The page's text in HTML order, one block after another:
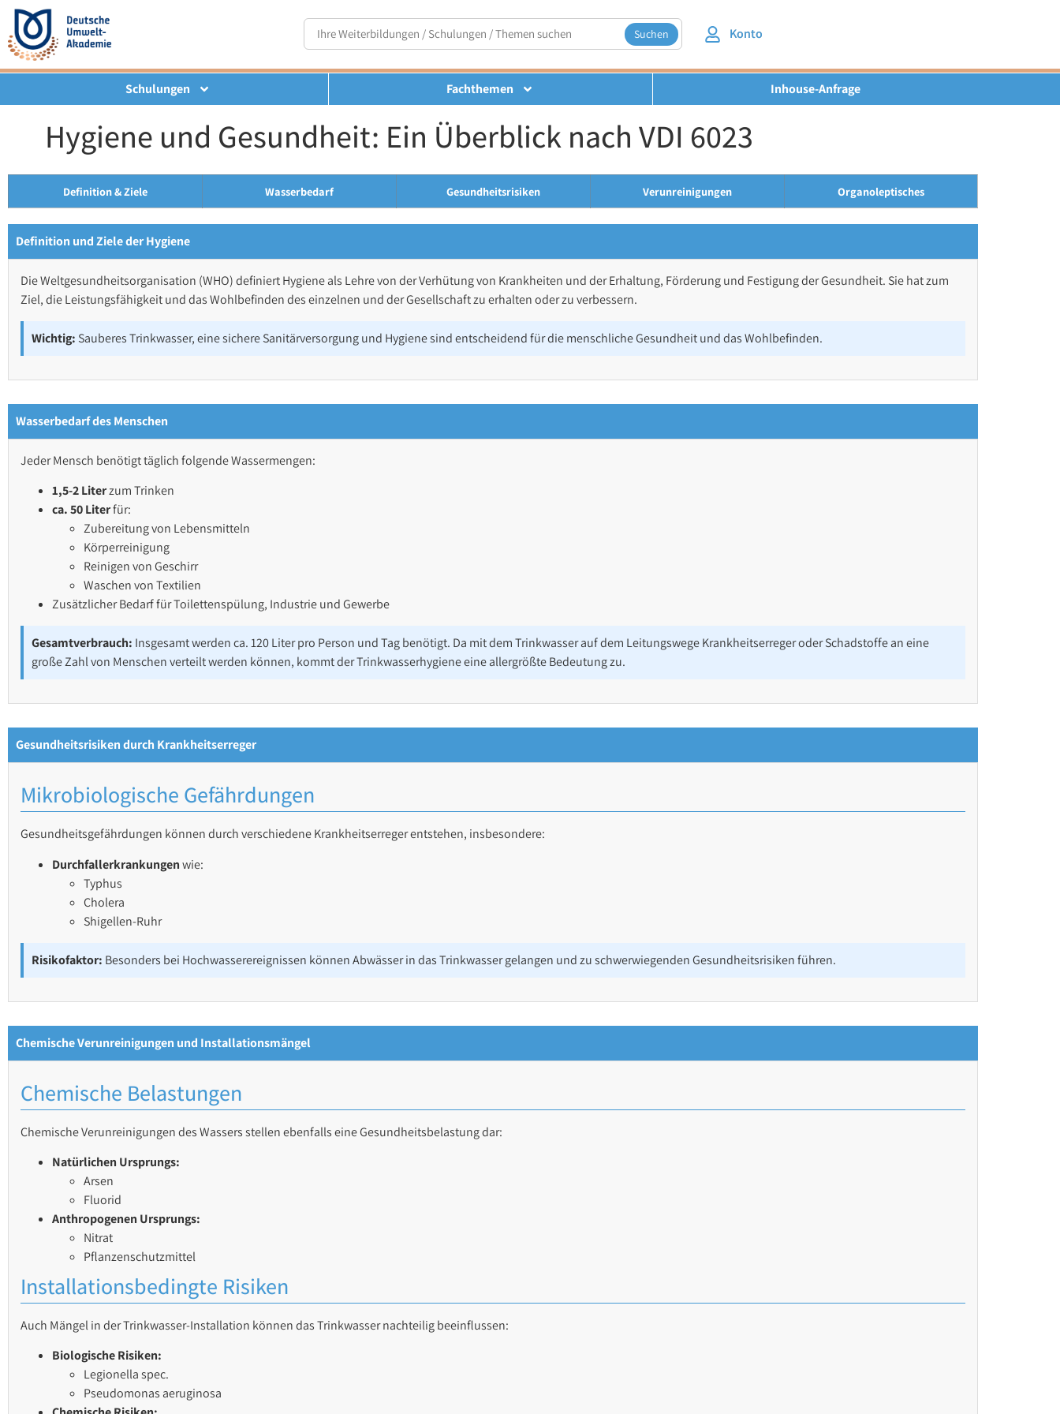
Suchen Konto
Schulungen Fachthemen Inhouse-Anfrage
Hygiene und Gesundheit: Ein Überblick nach VDI 6023
Definition & Ziele Wasserbedarf Gesundheitsrisiken Verunreinigungen Organoleptisches
Definition und Ziele der Hygiene
Die Weltgesundheitsorganisation (WHO) definiert Hygiene als Lehre von der Verhütung von Krankheiten und der Erhaltung, Förderung und Festigung der Gesundheit. Sie hat zum
Ziel, die Leistungsfähigkeit und das Wohlbefinden des einzelnen und der Gesellschaft zu erhalten oder zu verbessern.
Wichtig: Sauberes Trinkwasser, eine sichere Sanitärversorgung und Hygiene sind entscheidend für die menschliche Gesundheit und das Wohlbefinden.
Wasserbedarf des Menschen
Jeder Mensch benötigt täglich folgende Wassermengen:
1,5-2 Literzum Trinken
ca. 50 Literfür:
Zubereitung von Lebensmitteln
Körperreinigung
Reinigen von Geschirr
Waschen von Textilien
Zusätzlicher Bedarf für Toilettenspülung, Industrie und Gewerbe
Gesamtverbrauch: Insgesamt werden ca. 120 Liter pro Person und Tag benötigt. Da mit dem Trinkwasser auf dem Leitungswege Krankheitserreger oder Schadstoffe an eine
große Zahl von Menschen verteilt werden können, kommt der Trinkwasserhygiene eine allergrößte Bedeutung zu.
Gesundheitsrisiken durch Krankheitserreger
Mikrobiologische Gefährdungen
Gesundheitsgefährdungen können durch verschiedene Krankheitserreger entstehen, insbesondere:
Durchfallerkrankungenwie:
Typhus
Cholera
Shigellen-Ruhr
Risikofaktor: Besonders bei Hochwasserereignissen können Abwässer in das Trinkwasser gelangen und zu schwerwiegenden Gesundheitsrisiken führen.
Chemische Verunreinigungen und Installationsmängel
Chemische Belastungen
Chemische Verunreinigungen des Wassers stellen ebenfalls eine Gesundheitsbelastung dar:
Natürlichen Ursprungs:
Arsen
Fluorid
Anthropogenen Ursprungs:
Nitrat
Pflanzenschutzmittel
Installationsbedingte Risiken
Auch Mängel in der Trinkwasser-Installation können das Trinkwasser nachteilig beeinflussen:
Biologische Risiken:
Legionella spec.
Pseudomonas aeruginosa